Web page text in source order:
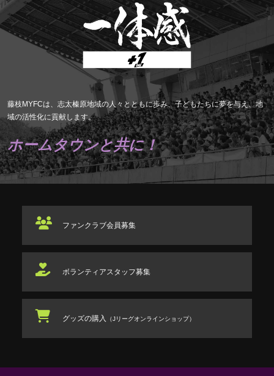
藤枝MYFCは、志太榛原地域の人々とともに歩み、子どもたちに夢を与え、地
域の活性化に貢献します。
ホームタウンと共に！
ファンクラブ会員募集
ボランティアスタッフ募集
グッズの購入 （Jリーグオンラインショップ）